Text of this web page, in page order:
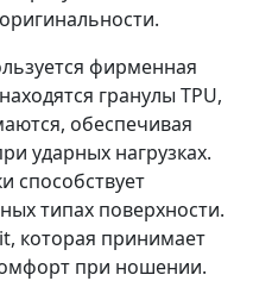
фирменная
гранулы TPU,
обеспечивая
ударных нагрузках.
способствует
типах поверхности.
которая принимает
при ношении.